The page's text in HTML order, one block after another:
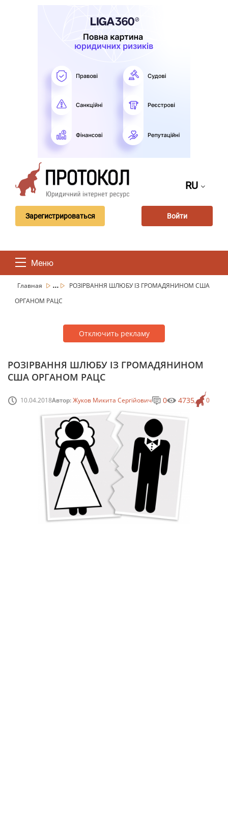
RU
Зарегистрироваться Войти
Меню
Главная ...
РОЗІРВАННЯ ШЛЮБУ ІЗ ГРОМАДЯНИНОМ США
ОРГАНОМ РАЦС
Отключить рекламу
РОЗІРВАННЯ ШЛЮБУ ІЗ ГРОМАДЯНИНОМ
США ОРГАНОМ РАЦС
10.04.2018Автор:Жуков Микита Сергійович 0
0 4735